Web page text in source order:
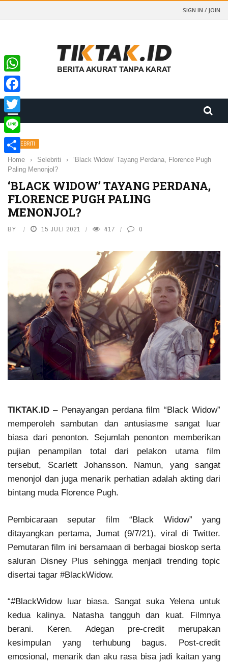
SIGN IN / JOIN
SELEBRITI
Home › Selebriti ›
‘Black Widow’ Tayang Perdana, Florence Pugh
Paling Menonjol?
‘BLACK WIDOW’ TAYANG PERDANA,
FLORENCE PUGH PALING
MENONJOL?
BY 15 JULI 2021 417 0
TIKTAK.ID – Penayangan perdana film “Black Widow”
memperoleh sambutan dan antusiasme sangat luar
biasa dari penonton. Sejumlah penonton memberikan
pujian penampilan total dari pelakon utama film
tersebut, Scarlett Johansson. Namun, yang sangat
menonjol dan juga menarik perhatian adalah akting dari
bintang muda Florence Pugh.
Pembicaraan seputar film “Black Widow” yang
ditayangkan pertama, Jumat (9/7/21), viral di Twitter.
Pemutaran film ini bersamaan di berbagai bioskop serta
saluran Disney Plus sehingga menjadi trending topic
disertai tagar #BlackWidow.
“#BlackWidow luar biasa. Sangat suka Yelena untuk
kedua kalinya. Natasha tangguh dan kuat. Filmnya
berani. Keren. Adegan pre-credit merupakan
kesimpulan yang terhubung bagus. Post-credit
emosional, menarik dan aku rasa bisa jadi kaitan yang
WhatsApp
Facebook
Twitter
Line
Share